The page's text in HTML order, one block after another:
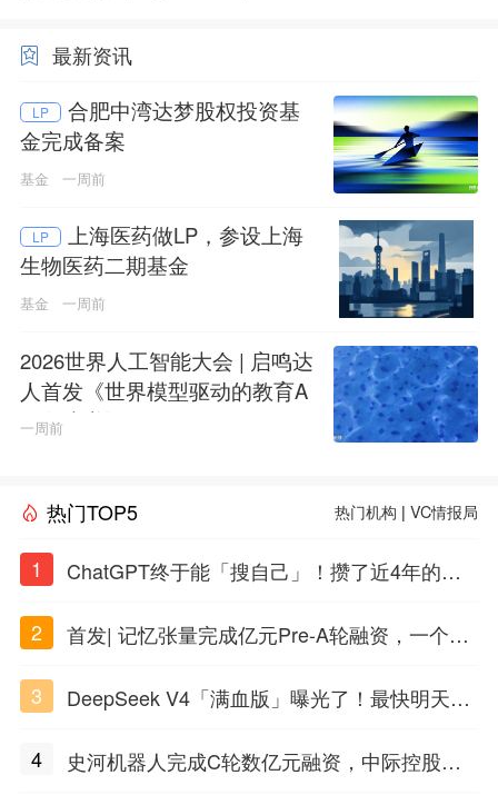
最新资讯
LP
合肥中湾达梦股权投资基
金完成备案
基金 一周前
LP
上海医药做LP，参设上海
生物医药二期基金
基金 一周前
2026世界人工智能大会 | 启鸣达
人首发《世界模型驱动的教育A
GI白皮书》
一周前
热门TOP5 热门机构 |VC情报局
1
ChatGPT终于能「搜自己」！攒了近4年的对
2
首发| 记忆张量完成亿元Pre-A轮融资，一个上
3
DeepSeek V4「满血版」曝光了！最快明天发
4
史河机器人完成C轮数亿元融资，中际控股领